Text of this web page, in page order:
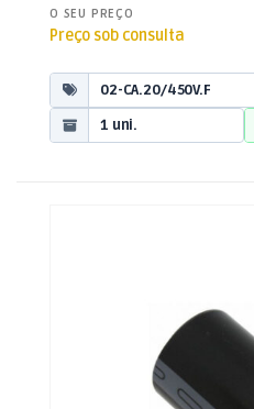
O SEU PREÇO
Preço sob consulta
02-CA.20/450V.F
1 uni.